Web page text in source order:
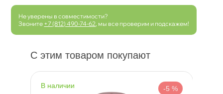
Не уверены в совместимости?
Звоните +7 (812) 490-74-62 , мы все проверим и подскажем!
С этим товаром покупают
наличии -5 %